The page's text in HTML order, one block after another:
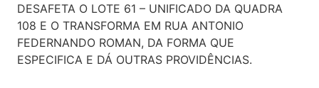
DESAFETA O LOTE 61 – UNIFICADO DA QUADRA
108 E O TRANSFORMA EM RUA ANTONIO
FEDERNANDO ROMAN, DA FORMA QUE
ESPECIFICA E DÁ OUTRAS PROVIDÊNCIAS.